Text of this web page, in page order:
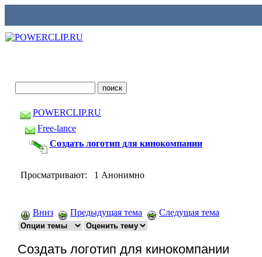
POWERCLIP.RU
Free-lance
Создать логотип для кинокомпании
Просматривают: 1 Анонимно
Вниз Предыдущая тема Следущая тема
Создать логотип для кинокомпании